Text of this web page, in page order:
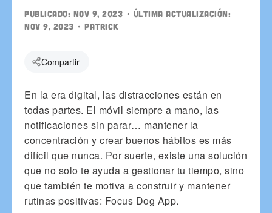
Publicado: Nov 9, 2023 • Última actualización:
Nov 9, 2023 • patrick
Compartir
En la era digital, las distracciones están en
todas partes. El móvil siempre a mano, las
notificaciones sin parar… mantener la
concentración y crear buenos hábitos es más
difícil que nunca. Por suerte, existe una solución
que no solo te ayuda a gestionar tu tiempo, sino
que también te motiva a construir y mantener
rutinas positivas: Focus Dog App.